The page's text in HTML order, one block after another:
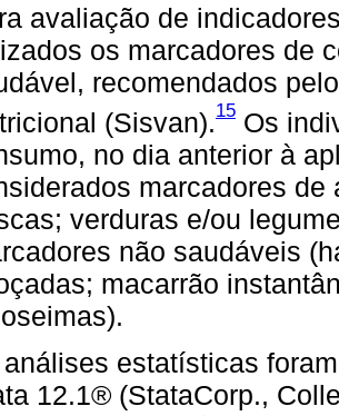
avaliação de
os marcadores de
recomendados
(Sisvan).15 Os
no dia anterior à
marcadores
verduras e/ou
não saudáveis
macarrão
estatísticas
12.1® (StataCorp.,